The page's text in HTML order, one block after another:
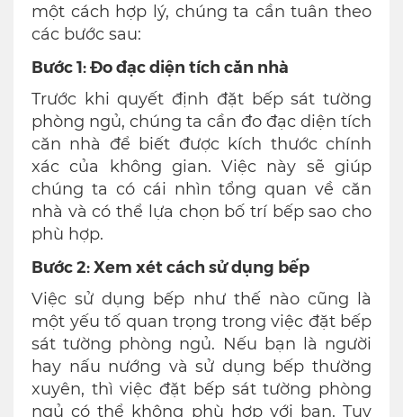
một cách hợp lý, chúng ta cần tuân theo
các bước sau:
Bước 1: Đo đạc diện tích căn nhà
Trước khi quyết định đặt bếp sát tường
phòng ngủ, chúng ta cần đo đạc diện tích
căn nhà để biết được kích thước chính
xác của không gian. Việc này sẽ giúp
chúng ta có cái nhìn tổng quan về căn
nhà và có thể lựa chọn bố trí bếp sao cho
phù hợp.
Bước 2: Xem xét cách sử dụng bếp
Việc sử dụng bếp như thế nào cũng là
một yếu tố quan trọng trong việc đặt bếp
sát tường phòng ngủ. Nếu bạn là người
hay nấu nướng và sử dụng bếp thường
xuyên, thì việc đặt bếp sát tường phòng
ngủ có thể không phù hợp với bạn. Tuy